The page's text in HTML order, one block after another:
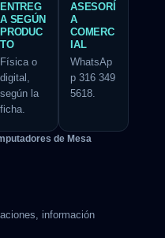
ENTREG
A SEGÚN
PRODUC
TO
Física o
digital,
según la
ficha.
ASESORÍ
A
COMERC
IAL
WhatsAp
p 316 349
5618.
de Mesa
información